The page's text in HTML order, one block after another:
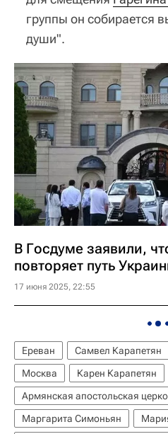
группы он собирается
души".
В Госдуме заявили,
повторяет путь
17 июня 2025, 22:55
Ереван Самвел Карапетян
Москва
Карен Карапетян
Армянская апостольская
Маргарита Симоньян